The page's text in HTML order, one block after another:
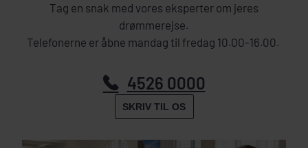
Tag en snak med vores eksperter om jeres
drømmerejse.
Telefonerne er åbne mandag til fredag 10.00-16.00.
4526 0000
SKRIV TIL OS